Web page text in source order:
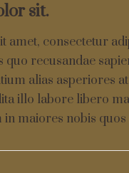
sit.
amet, consectetur
quo recusandae
alias asperiores
illo labore libero
maiores nobis quos